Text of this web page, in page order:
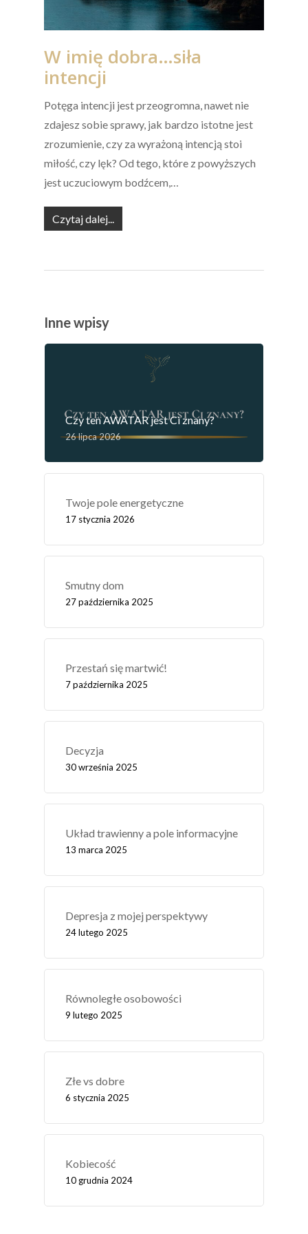
W imię dobra…siła
intencji
Potęga intencji jest przeogromna, nawet nie
zdajesz sobie sprawy, jak bardzo istotne jest
zrozumienie, czy za wyrażoną intencją stoi
miłość, czy lęk? Od tego, które z powyższych
jest uczuciowym bodźcem,…
Czytaj dalej...
Inne wpisy
Czy ten AWATAR jest Ci znany?
26 lipca 2026
Twoje pole energetyczne
17 stycznia 2026
Smutny dom
27 października 2025
Przestań się martwić!
7 października 2025
Decyzja
30 września 2025
Układ trawienny a pole informacyjne
13 marca 2025
Depresja z mojej perspektywy
24 lutego 2025
Równoległe osobowości
9 lutego 2025
Złe vs dobre
6 stycznia 2025
Kobiecość
10 grudnia 2024